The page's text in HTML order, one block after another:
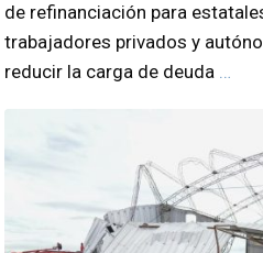
de refinanciación para
trabajadores privados y
reducir la carga de deuda …